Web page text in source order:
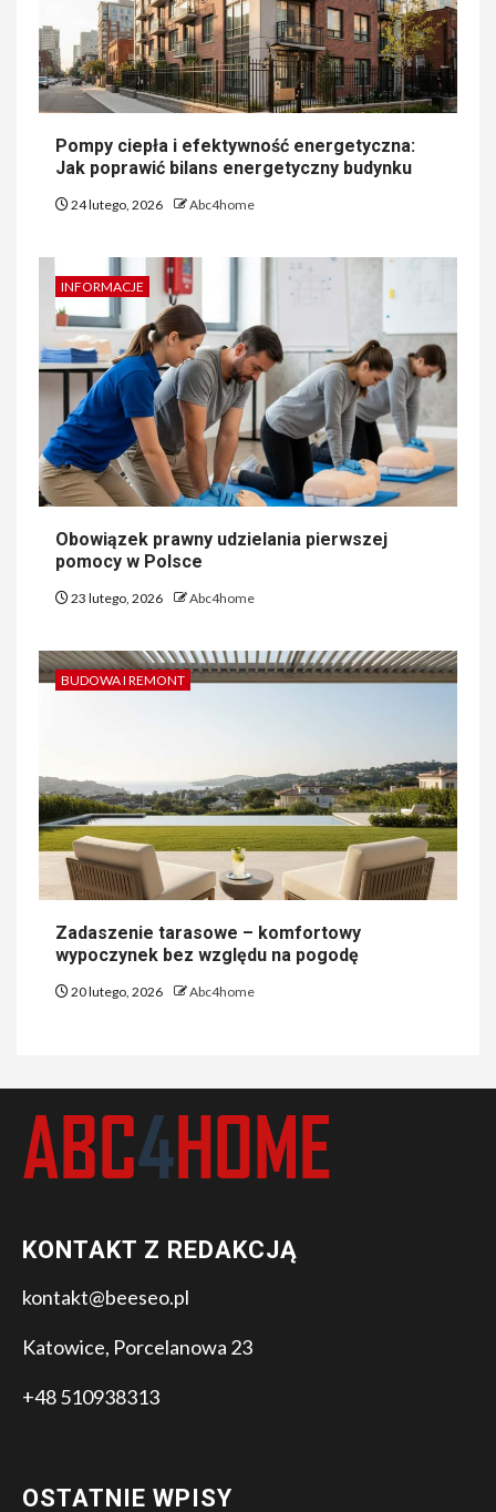
Pompy ciepła i efektywność energetyczna:
Jak poprawić bilans energetyczny budynku
24 lutego, 2026 Abc4home
INFORMACJE
Obowiązek prawny udzielania pierwszej
pomocy w Polsce
23 lutego, 2026 Abc4home
BUDOWA I REMONT
Zadaszenie tarasowe – komfortowy
wypoczynek bez względu na pogodę
20 lutego, 2026 Abc4home
KONTAKT Z REDAKCJĄ
kontakt@beeseo.pl
Katowice, Porcelanowa 23
+48 510938313
OSTATNIE WPISY